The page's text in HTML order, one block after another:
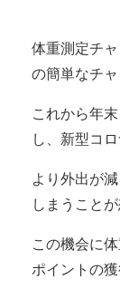
体重測定チ
の簡単なチャ
これから年
し、新型コ
より外出が
しまうこと
この機会に
ポイントの獲